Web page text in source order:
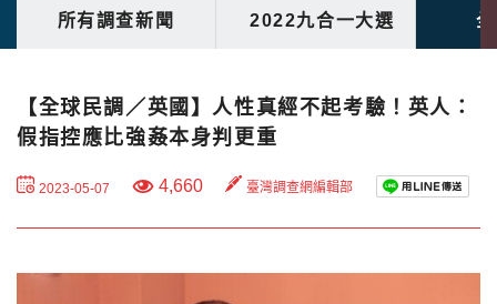
所有調查新聞 2022九合一大選
【全球民調／英國】人性真經不起考驗！英人：
假指控應比強姦本身判更重
2023-05-07 4,660 臺灣調查網編輯部